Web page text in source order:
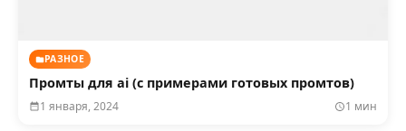
РАЗНОЕ
Промты для ai (с примерами готовых промтов)
1 января, 2024 1 мин